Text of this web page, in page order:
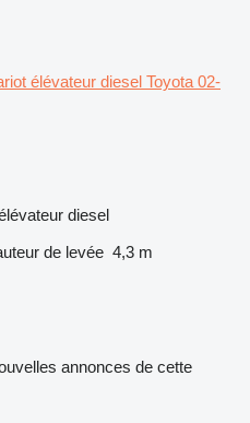
élévateur diesel Toyota 02-
diesel
de levée 4,3 m
annonces de cette